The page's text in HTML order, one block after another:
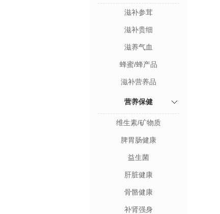
滋补参茸
滋补贵细
滋养气血
蜂蜜/蜂产品
滋补营养品
营养保健
维生素/矿物质
脾胃肠健康
益生菌
肝脏健康
骨骼健康
补肾强身